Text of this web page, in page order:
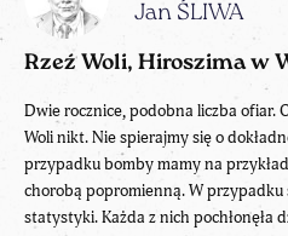
Jan ŚLIWA
Rzeź Woli, Hiroszima w
Dwie rocznice, podobna liczba ofiar.
Woli nikt. Nie spierajmy się o
przypadku bomby mamy na
chorobą popromienną. W przypadku
statystyki. Każda z nich pochłonęła